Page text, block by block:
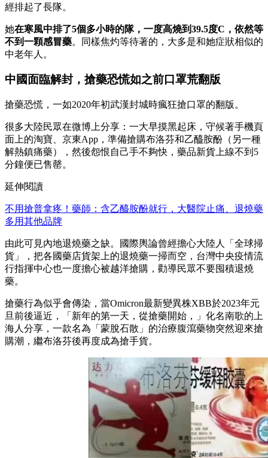
經排起了長隊。
她在寒風中排了5個多小時的隊，一度高燒到39.5度C，依然等
不到一顆感冒藥。同樣焦灼等待著的，大多是和她症狀相似的
中老年人。
中國面臨解封，搶藥恐慌如之前口罩荒翻版
搶藥恐慌，一如2020年初武漢封城時瘋狂搶口罩的翻版。
很多大陸民眾在微博上分享：一大早摸黑起床，守候著手機頁
面上的淘寶、京東App，準備搶購布洛芬和乙醯胺酚（另一種
解熱鎮痛藥），然後怨恨自己手不夠快，藥品新貨上線不到5
分鐘便已售罄。
延伸閱讀
不用搶普拿疼！藥師：含乙醯胺酚就行，大醫院止痛、退燒藥
多用其他品牌
由此可見內地退燒藥之缺。國際輿論曾經擔心大陸人「全球掃
貨」，把各國藥店貨架上的退燒藥一掃而空，台灣中央疫情流
行指揮中心也一度擔心被越洋搶購，勸導民眾不要囤積退燒
藥。
搶藥行為似乎會傳染，當Omicron最新變異株XBB於2023年元
旦前後逼近，「新年的第一天，從搶藥開始，」化名南歌的上
海人分享，一款名為「蒙脫石散」的治療腹瀉藥物突然迎來搶
購潮，繼布洛芬後再度成為搶手貨。